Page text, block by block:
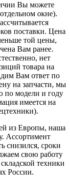
Вы можете
окне).
поставки. Цена
той цены,
Вам ранее.
нет
товара на
Вам ответ по
на запчасти, мы
по модели и году
имеется на
из Европы, наша
Ассортимент
снизился, сроки
свою работу
техники
России.